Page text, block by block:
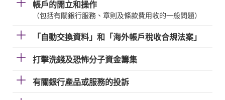
帳戶的開立和操作
（包括有關銀行服務、章則及條款費用收的一般問題）
「自動交換資料」和「海外帳戶稅收合規法案」
打擊洗錢及恐怖分子資金籌集
有關銀行產品或服務的投訴